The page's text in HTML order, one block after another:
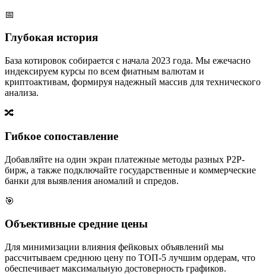
📅
Глубокая история
База котировок собирается с начала 2023 года. Мы ежечасно
индексируем курсы по всем фиатным валютам и
криптоактивам, формируя надежный массив для технического
анализа.
🔀
Гибкое сопоставление
Добавляйте на один экран платежные методы разных P2P-
бирж, а также подключайте государственные и коммерческие
банки для выявления аномалий и спредов.
🎯
Объективные средние цены
Для минимизации влияния фейковых объявлений мы
рассчитываем среднюю цену по ТОП-5 лучшим ордерам, что
обеспечивает максимальную достоверность графиков.